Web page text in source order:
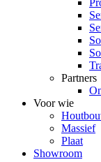
Partners
Voor wie
Massief
Plaat
Showroom